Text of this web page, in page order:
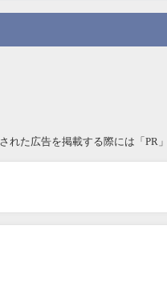
た広告を掲載する際には「PR